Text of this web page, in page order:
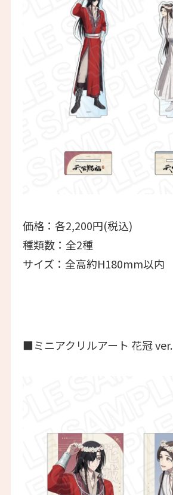
価格：各2,200円(税込)
種類数：全2種
サイズ：全高約H180mm以内
■ミニアクリルアート 花冠 ver.